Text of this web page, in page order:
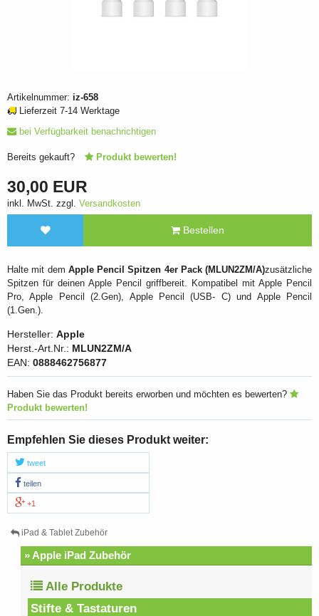
Artikelnummer: iz-658
Lieferzeit 7-14 Werktage
bei Verfügbarkeit benachrichtigen
Bereits gekauft? Produkt bewerten!
30,00 EUR
inkl. MwSt. zzgl. Versandkosten
Bestellen
Halte mit dem Apple Pencil Spitzen 4er Pack (MLUN2ZM/A)zusätzliche
Spitzen für deinen Apple Pencil griffbereit. Kompatibel mit Apple Pencil
Pro, Apple Pencil (2.Gen), Apple Pencil (USB- C) und Apple Pencil
(1.Gen.).
Hersteller: Apple
Herst.-Art.Nr.: MLUN2ZM/A
EAN: 0888462756877
Haben Sie das Produkt bereits erworben und möchten es bewerten?
Produkt bewerten!
Empfehlen Sie dieses Produkt weiter:
tweet
teilen
+1
iPad & Tablet Zubehör
» Apple iPad Zubehör
Alle Produkte
Stifte & Tastaturen